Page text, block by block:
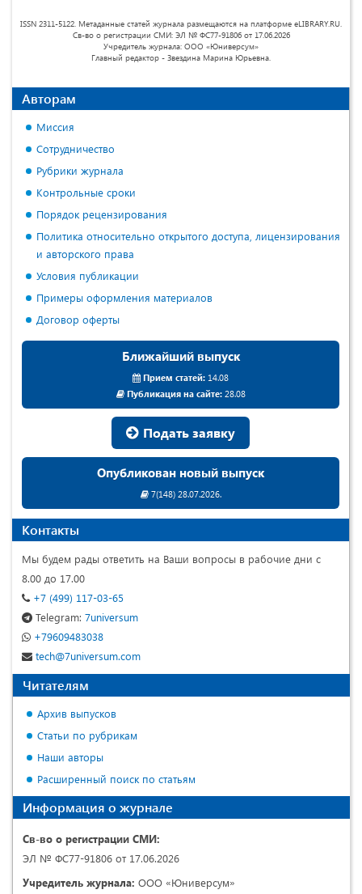
ISSN 2311-5122. Метаданные статей журнала размещаются на платформе eLIBRARY.RU.
Св-во о регистрации СМИ: ЭЛ № ФС77-91806 от 17.06.2026
Учредитель журнала: ООО «Юниверсум»
Главный редактор - Звездина Марина Юрьевна.
Авторам
Миссия
Сотрудничество
Рубрики журнала
Контрольные сроки
Порядок рецензирования
Политика относительно открытого доступа, лицензирования
и авторского права
Условия публикации
Примеры оформления материалов
Договор оферты
Ближайший выпуск
Прием статей: 14.08
Публикация на сайте:28.08
Подать заявку
Опубликован новый выпуск
7(148) 28.07.2026.
Контакты
Мы будем рады ответить на Ваши вопросы в рабочие дни с
8.00 до 17.00
+7 (499) 117-03-65
Telegram: 7universum
+79609483038
tech@7universum.com
Читателям
Архив выпусков
Статьи по рубрикам
Наши авторы
Расширенный поиск по статьям
Информация о журнале
Св-во о регистрации СМИ:
ЭЛ № ФС77-91806 от 17.06.2026
Учредитель журнала: ООО «Юниверсум»